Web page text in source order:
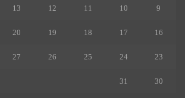
9
10
11
12
13
16
17
18
19
20
23
24
25
26
27
30
31